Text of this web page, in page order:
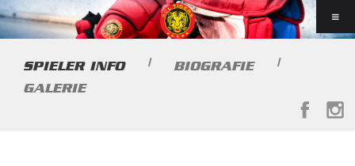
SPIELER INFO | BIOGRAFIE
|
GALERIE